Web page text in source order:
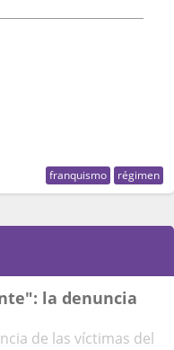
franquismo régimen
la denuncia
de las víctimas del